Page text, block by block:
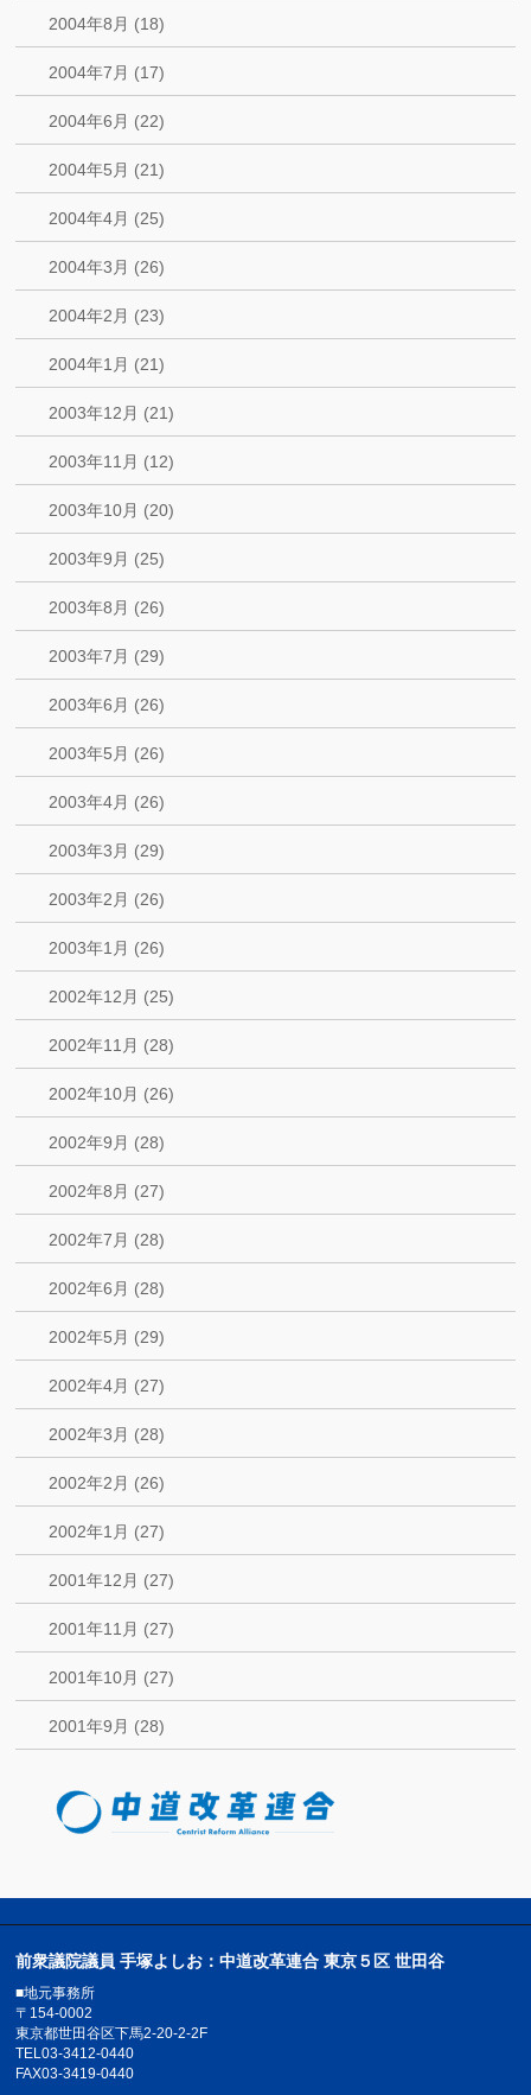
2004年8月 (18)
2004年7月 (17)
2004年6月 (22)
2004年5月 (21)
2004年4月 (25)
2004年3月 (26)
2004年2月 (23)
2004年1月 (21)
2003年12月 (21)
2003年11月 (12)
2003年10月 (20)
2003年9月 (25)
2003年8月 (26)
2003年7月 (29)
2003年6月 (26)
2003年5月 (26)
2003年4月 (26)
2003年3月 (29)
2003年2月 (26)
2003年1月 (26)
2002年12月 (25)
2002年11月 (28)
2002年10月 (26)
2002年9月 (28)
2002年8月 (27)
2002年7月 (28)
2002年6月 (28)
2002年5月 (29)
2002年4月 (27)
2002年3月 (28)
2002年2月 (26)
2002年1月 (27)
2001年12月 (27)
2001年11月 (27)
2001年10月 (27)
2001年9月 (28)
前衆議院議員 手塚よしお：中道改革連合 東京５区 世田谷
■地元事務所
〒154-0002
東京都世田谷区下馬2-20-2-2F
TEL03-3412-0440
FAX03-3419-0440